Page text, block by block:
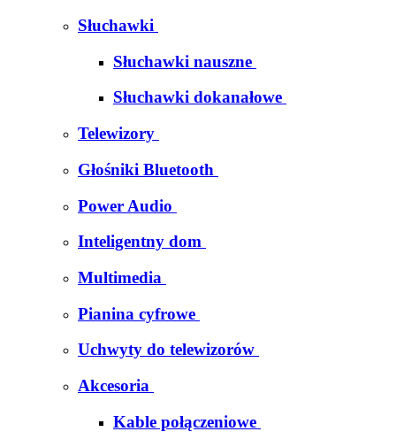
Słuchawki
Słuchawki nauszne
Słuchawki dokanałowe
Telewizory
Głośniki Bluetooth
Power Audio
Inteligentny dom
Multimedia
Pianina cyfrowe
Uchwyty do telewizorów
Akcesoria
Kable połączeniowe